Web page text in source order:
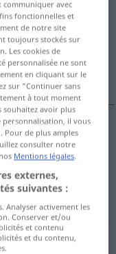
la traduction)
avec
fonctionnelles et
de notre site
toujours stockés sur
Les cookies de
personnalisée ne sont
en cliquant sur le
sur "Continuer sans
à tout moment
souhaitez avoir plus
il vous
de plus amples
consulter notre
Mentions légales.
externes,
suivantes :
Analyser activement les
Conserver et/ou
et contenu
et du contenu,